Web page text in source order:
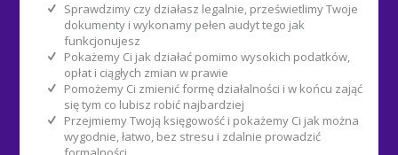
Sprawdzimy czy działasz legalnie, prześwietlimy Twoje
dokumenty i wykonamy pełen audyt tego jak
funkcjonujesz
Pokażemy Ci jak działać pomimo wysokich podatków,
opłat i ciągłych zmian w prawie
Pomożemy Ci zmienić formę działalności i w końcu zająć
się tym co lubisz robić najbardziej
Przejmiemy Twoją księgowość i pokażemy Ci jak można
wygodnie, łatwo, bez stresu i zdalnie prowadzić